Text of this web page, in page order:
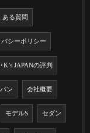
ある質問
バシーポリシー
JAPANの評判
ン 会社概要
モデルS セダン